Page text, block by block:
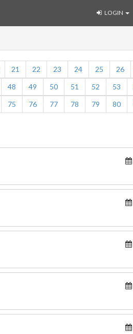
LOGIN
21 22 23 24 25 26
48 49 50 51 52 53
75 76 77 78 79 80